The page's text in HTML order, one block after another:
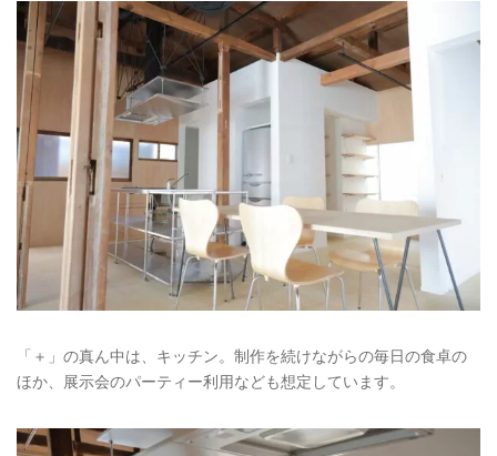
「＋」の真ん中は、キッチン。制作を続けながらの毎日の食卓の
ほか、展示会のパーティー利用なども想定しています。